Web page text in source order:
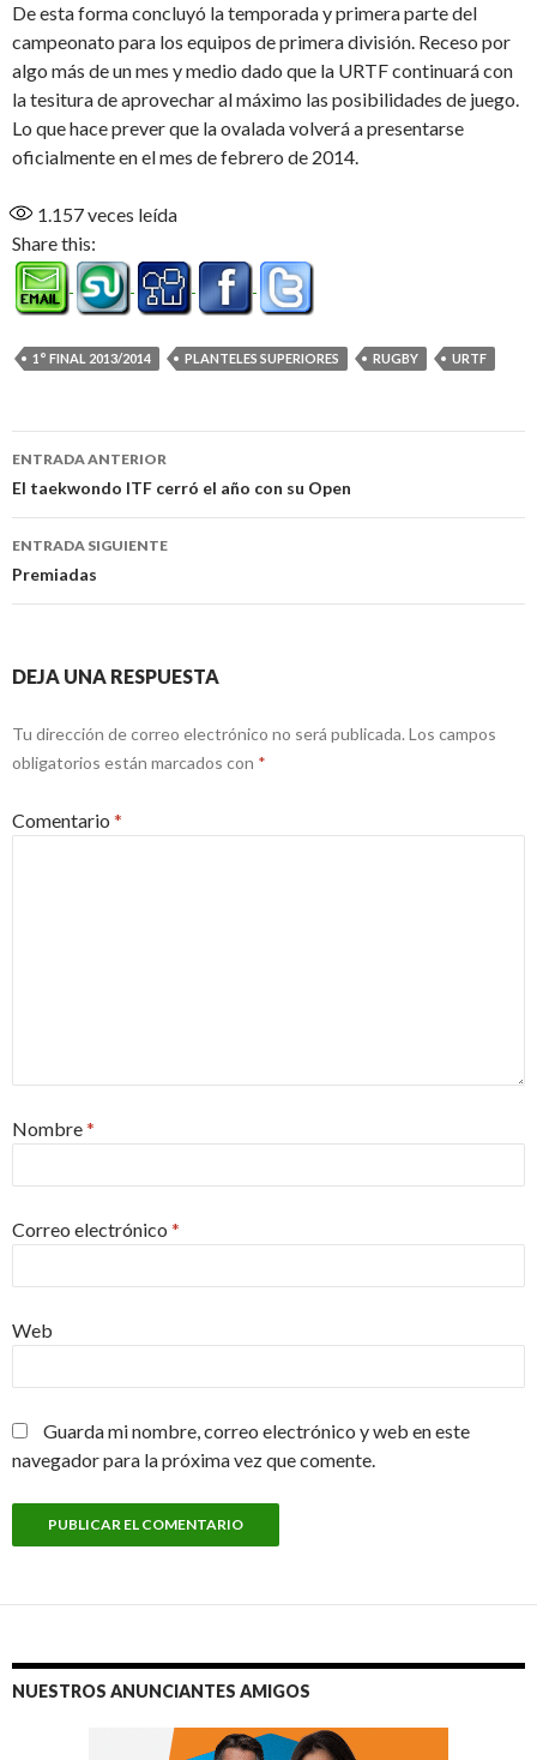
De esta forma concluyó la temporada y primera parte del
campeonato para los equipos de primera división. Receso por
algo más de un mes y medio dado que la URTF continuará con
la tesitura de aprovechar al máximo las posibilidades de juego.
Lo que hace prever que la ovalada volverá a presentarse
oficialmente en el mes de febrero de 2014.
1.157veces leída
Share this:
1° FINAL 2013/2014 PLANTELES SUPERIORES RUGBY URTF
Navegación
de
entradas
ENTRADA ANTERIOR
El taekwondo ITF cerró el año con su Open
ENTRADA SIGUIENTE
Premiadas
DEJA UNA RESPUESTA
Tu dirección de correo electrónico no será publicada. Los campos
obligatorios están marcados con *
Comentario *
Nombre*
Correo electrónico *
Web
Guarda mi nombre, correo electrónico y web en este
navegador para la próxima vez que comente.
NUESTROS ANUNCIANTES AMIGOS